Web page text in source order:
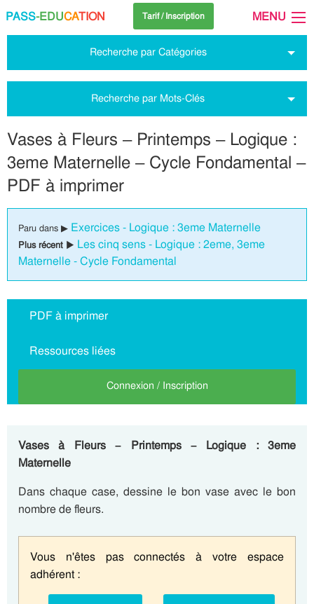
PASS-EDUCATION Tarif / Inscription MENU
Recherche par Catégories
Recherche par Mots-Clés
Vases à Fleurs – Printemps – Logique :
3eme Maternelle – Cycle Fondamental –
PDF à imprimer
Paru dans ▶ Exercices - Logique : 3eme Maternelle
Plus récent ▶ Les cinq sens - Logique : 2eme, 3eme
Maternelle - Cycle Fondamental
PDF à imprimer
Ressources liées
Connexion / Inscription
Vases à Fleurs – Printemps – Logique : 3eme
Maternelle
Dans chaque case, dessine le bon vase avec le bon
nombre de fleurs.
Vous n'êtes pas connectés à votre espace
adhérent :